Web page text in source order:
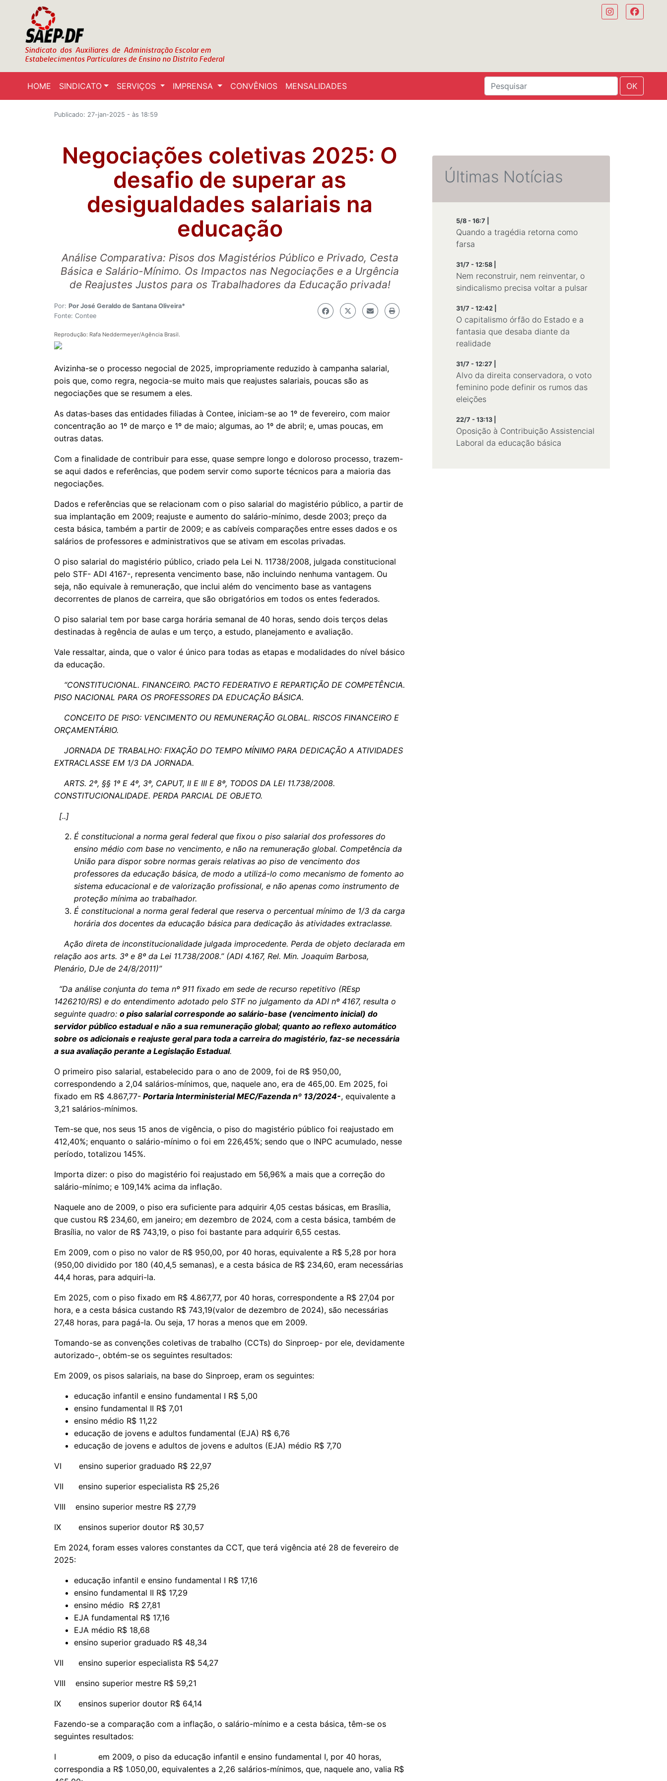
HOME SINDICATO SERVIÇOS IMPRENSA CONVÊNIOS MENSALIDADES OK
Publicado: 27-jan-2025 - às 18:59
Negociações coletivas 2025: O
desafio de superar as
desigualdades salariais na
educação
Análise Comparativa: Pisos dos Magistérios Público e Privado, Cesta
Básica e Salário-Mínimo. Os Impactos nas Negociações e a Urgência
de Reajustes Justos para os Trabalhadores da Educação privada!
Por: Por José Geraldo de Santana Oliveira*
Fonte: Contee
Reprodução: Rafa Neddermeyer/Agência Brasil.
Avizinha-se o processo negocial de 2025, impropriamente reduzido à campanha salarial,
pois que, como regra, negocia-se muito mais que reajustes salariais, poucas são as
negociações que se resumem a eles.
As datas-bases das entidades filiadas à Contee, iniciam-se ao 1º de fevereiro, com maior
concentração ao 1º de março e 1º de maio; algumas, ao 1º de abril; e, umas poucas, em
outras datas.
Com a finalidade de contribuir para esse, quase sempre longo e doloroso processo, trazem-
se aqui dados e referências, que podem servir como suporte técnicos para a maioria das
negociações.
Dados e referências que se relacionam com o piso salarial do magistério público, a partir de
sua implantação em 2009; reajuste e aumento do salário-mínimo, desde 2003; preço da
cesta básica, também a partir de 2009; e as cabíveis comparações entre esses dados e os
salários de professores e administrativos que se ativam em escolas privadas.
O piso salarial do magistério público, criado pela Lei N. 11738/2008, julgada constitucional
pelo STF- ADI 4167-, representa vencimento base, não incluindo nenhuma vantagem. Ou
seja, não equivale à remuneração, que inclui além do vencimento base as vantagens
decorrentes de planos de carreira, que são obrigatórios em todos os entes federados.
O piso salarial tem por base carga horária semanal de 40 horas, sendo dois terços delas
destinadas à regência de aulas e um terço, a estudo, planejamento e avaliação.
Vale ressaltar, ainda, que o valor é único para todas as etapas e modalidades do nível básico
da educação.
“CONSTITUCIONAL. FINANCEIRO. PACTO FEDERATIVO E REPARTIÇÃO DE COMPETÊNCIA.
PISO NACIONAL PARA OS PROFESSORES DA EDUCAÇÃO BÁSICA.
CONCEITO DE PISO: VENCIMENTO OU REMUNERAÇÃO GLOBAL. RISCOS FINANCEIRO E
ORÇAMENTÁRIO.
JORNADA DE TRABALHO: FIXAÇÃO DO TEMPO MÍNIMO PARA DEDICAÇÃO A ATIVIDADES
EXTRACLASSE EM 1/3 DA JORNADA.
ARTS. 2º, §§ 1º E 4º, 3º, CAPUT, II E III E 8º, TODOS DA LEI 11.738/2008.
CONSTITUCIONALIDADE. PERDA PARCIAL DE OBJETO.
[..]
É constitucional a norma geral federal que fixou o piso salarial dos professores do
ensino médio com base no vencimento, e não na remuneração global. Competência da
União para dispor sobre normas gerais relativas ao piso de vencimento dos
professores da educação básica, de modo a utilizá-lo como mecanismo de fomento ao
sistema educacional e de valorização profissional, e não apenas como instrumento de
proteção mínima ao trabalhador.
É constitucional a norma geral federal que reserva o percentual mínimo de 1/3 da carga
horária dos docentes da educação básica para dedicação às atividades extraclasse.
Ação direta de inconstitucionalidade julgada improcedente. Perda de objeto declarada em
relação aos arts. 3º e 8º da Lei 11.738/2008.” (ADI 4.167, Rel. Min. Joaquim Barbosa,
Plenário, DJe de 24/8/2011)”
“Da análise conjunta do tema nº 911 fixado em sede de recurso repetitivo (REsp
1426210/RS) e do entendimento adotado pelo STF no julgamento da ADI nº 4167, resulta o
seguinte quadro:o piso salarial corresponde ao salário-base (vencimento inicial) do
servidor público estadual e não a sua remuneração global; quanto ao reflexo automático
sobre os adicionais e reajuste geral para toda a carreira do magistério, faz-se necessária
a sua avaliação perante a Legislação Estadual.
O primeiro piso salarial, estabelecido para o ano de 2009, foi de R$ 950,00,
correspondendo a 2,04 salários-mínimos, que, naquele ano, era de 465,00. Em 2025, foi
fixado em R$ 4.867,77- Portaria Interministerial MEC/Fazenda nº 13/2024-, equivalente a
3,21 salários-mínimos.
Tem-se que, nos seus 15 anos de vigência, o piso do magistério público foi reajustado em
412,40%; enquanto o salário-mínimo o foi em 226,45%; sendo que o INPC acumulado, nesse
período, totalizou 145%.
Importa dizer: o piso do magistério foi reajustado em 56,96% a mais que a correção do
salário-mínimo; e 109,14% acima da inflação.
Naquele ano de 2009, o piso era suficiente para adquirir 4,05 cestas básicas, em Brasília,
que custou R$ 234,60, em janeiro; em dezembro de 2024, com a cesta básica, também de
Brasília, no valor de R$ 743,19, o piso foi bastante para adquirir 6,55 cestas.
Em 2009, com o piso no valor de R$ 950,00, por 40 horas, equivalente a R$ 5,28 por hora
(950,00 dividido por 180 (40,4,5 semanas), e a cesta básica de R$ 234,60, eram necessárias
44,4 horas, para adquiri-la.
Em 2025, com o piso fixado em R$ 4.867,77, por 40 horas, correspondente a R$ 27,04 por
hora, e a cesta básica custando R$ 743,19(valor de dezembro de 2024), são necessárias
27,48 horas, para pagá-la. Ou seja, 17 horas a menos que em 2009.
Tomando-se as convenções coletivas de trabalho (CCTs) do Sinproep- por ele, devidamente
autorizado-, obtém-se os seguintes resultados:
Em 2009, os pisos salariais, na base do Sinproep, eram os seguintes:
educação infantil e ensino fundamental I R$ 5,00
ensino fundamental II R$ 7,01
ensino médio R$ 11,22
educação de jovens e adultos fundamental (EJA) R$ 6,76
educação de jovens e adultos de jovens e adultos (EJA) médio R$ 7,70
VI ensino superior graduado R$ 22,97
VII ensino superior especialista R$ 25,26
VIII ensino superior mestre R$ 27,79
IX ensinos superior doutor R$ 30,57
Em 2024, foram esses valores constantes da CCT, que terá vigência até 28 de fevereiro de
2025:
educação infantil e ensino fundamental I R$ 17,16
ensino fundamental II R$ 17,29
ensino médio R$ 27,81
EJA fundamental R$ 17,16
EJA médio R$ 18,68
ensino superior graduado R$ 48,34
VII ensino superior especialista R$ 54,27
VIII ensino superior mestre R$ 59,21
IX ensinos superior doutor R$ 64,14
Fazendo-se a comparação com a inflação, o salário-mínimo e a cesta básica, têm-se os
seguintes resultados:
I em 2009, o piso da educação infantil e ensino fundamental I, por 40 horas,
correspondia a R$ 1.050,00, equivalentes a 2,26 salários-mínimos, que, naquele ano, valia R$
Últimas Notícias
5/8 - 16:7 |
Quando a tragédia retorna como
farsa
31/7 - 12:58 |
Nem reconstruir, nem reinventar, o
sindicalismo precisa voltar a pulsar
31/7 - 12:42 |
O capitalismo órfão do Estado e a
fantasia que desaba diante da
realidade
31/7 - 12:27 |
Alvo da direita conservadora, o voto
feminino pode definir os rumos das
eleições
22/7 - 13:13 |
Oposição à Contribuição Assistencial
Laboral da educação básica